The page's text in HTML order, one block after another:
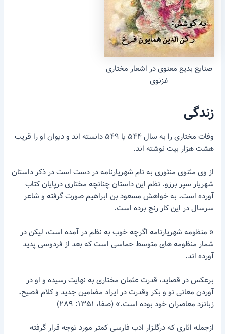
صنایع بدیع معنوی در اشعار مختاری
غزنوی
زندگی
وفات مختاری را به سال ۵۴۴ یا ۵۴۹ دانسته اند و دیوان او را قریب
هشت هزار بیت نوشته اند.
از وی مثنوی منثوری به نام شهریارنامه در دست است در ذکر داستان
شهریار سپر برزو. نظم این داستان چنانچه مختاری درپایان کتاب
آورده است، به خواهش مسعود بن ابراهیم صورت گرفته و شاعر
سرسال در این کار رنج برده است.
« منظومه شهریارنامه اگرچه خوب به نظم در آمده است، لیکن در
شمار منظومه های متوسط حماسی است که بعد از فردوسی پدید
آورده اند.
برعکس در قصاید، قدرت عثمان مختاری به نهایت رسیده و او در
آوردن معانی نو و بکر وقدرت در ایراد مضامین جدید و کلام فصیح،
زبانزد معاصران خود بوده است.» (صفا، ۱۳۵۱: ۲۸۹)
ازجمله اثاری که درگلزار ادب فارسی کمتر مورد توجه قرار گرفته